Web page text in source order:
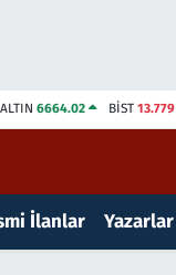
ALTIN 6664.02 BİST13.779
İlanlar Yazarlar